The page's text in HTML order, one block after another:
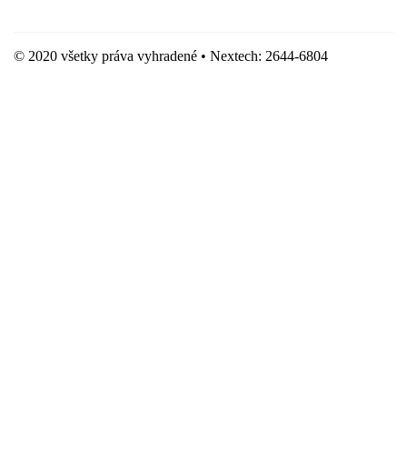
© 2020 všetky práva vyhradené • Nextech: 2644-6804